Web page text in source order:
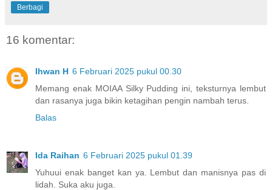
Berbagi
16 komentar:
Ihwan H 6 Februari 2025 pukul 00.30
Memang enak MOIAA Silky Pudding ini, teksturnya lembut
dan rasanya juga bikin ketagihan pengin nambah terus.
Balas
Ida Raihan 6 Februari 2025 pukul 01.39
Yuhuui enak banget kan ya. Lembut dan manisnya pas di
lidah. Suka aku juga.